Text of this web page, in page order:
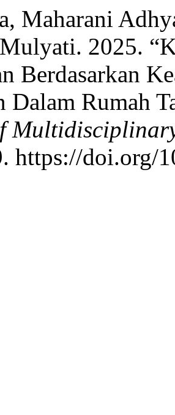
Maharani
2025.
Berdasarkan
Dalam Rumah
https://doi.org/